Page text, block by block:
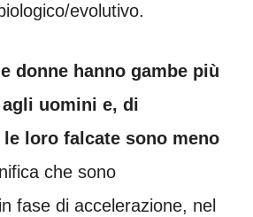
evolutivo.
le donne hanno gambe più
uomini e, di
le loro falcate sono meno
che sono
fase di accelerazione, nel